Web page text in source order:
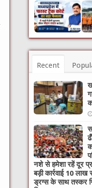
Recent
नशे से हमेशा रहें दूर
बड़ी कार्रवाई 10
ड्रग्स के साथ तस्कर